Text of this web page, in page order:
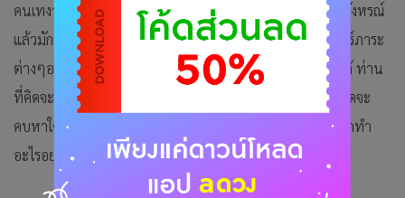
คนเทงานแต่ท่านได้แบบส้มหล่น จะเกิดวามรู้สึกเหมือนลางสังหรณ์
แล้วมักจะเป็นจริงในอีกไม่นานการเงิน ยังมั่นคงดีจะเริ่มเคลียร์ภาระ
ต่างๆออกไปได้มากขึ้น ถ้าติดขัดอะไรผู้ใหญ่ยังเป็นที่พึ่งพาได้ ท่าน
ที่คิดจะขายของเก่า บ้านเก่าจะมีคนมาติดต่อ ความรัก คนโสดจะ
คบหาใครช่วงนี้ก็ให้อิสระศึกษากันไปก่อน คนมีคู่แล้วเขาอยากทำ
อะไรอย่าไปขัดใจ